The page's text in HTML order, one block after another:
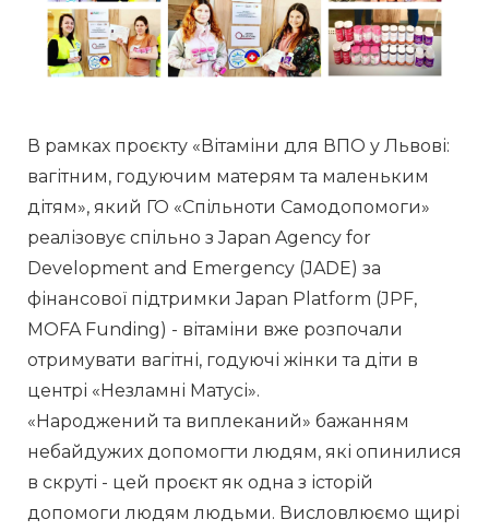
В рамках проєкту «Вітаміни для ВПО у Львові:
вагітним, годуючим матерям та маленьким
дітям», який ГО «Спільноти Самодопомоги»
реалізовує спільно з Japan Agency for
Development and Emergency (JADE) за
фінансової підтримки Japan Platform (JPF,
MOFA Funding) - вітаміни вже розпочали
отримувати вагітні, годуючі жінки та діти в
центрі «Незламні Матусі».
«Народжений та виплеканий» бажанням
небайдужих допомогти людям, які опинилися
в скруті - цей проєкт як одна з історій
допомоги людям людьми. Висловлюємо щирі